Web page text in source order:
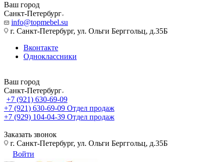
Ваш город
Санкт-Петербург
info@topmebel.su
г. Санкт-Петербург, ул. Ольги Берггольц, д.35Б
Вконтакте
Одноклассники
Ваш город
Санкт-Петербург
+7 (921) 630-69-09
+7 (921) 630-69-09 Отдел продаж
+7 (929) 104-04-39 Отдел продаж
Заказать звонок
г. Санкт-Петербург, ул. Ольги Берггольц, д.35Б
Войти